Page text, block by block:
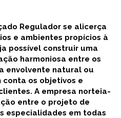
Regulador se alicerça
e ambientes propícios à
possível construir uma
harmoniosa entre os
envolvente natural ou
conta os objetivos e
A empresa norteia-
entre o projeto de
especialidades em todas